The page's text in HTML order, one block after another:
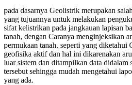
pada dasarnya Geolistrik merupakan
yang tujuannya untuk melakukan
sifat kelistrikan pada jangkauan lapisan
tanah, dengan Caranya menginjeksikan
permukaan tanah. seperti yang diketahui
geofisika aktif dan hal ini dikarenakan
luar sistem dan ditampilkan data didalam
tersebut sehingga mudah mengetahui
yang ada.